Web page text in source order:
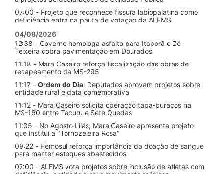
07:00 - Projeto que reconhece fissura labiopalatina como
deficiência entra na pauta de votação da ALEMS
04/08/2026
12:38 - Governo homologa asfalto para Itaporã e Zé
Teixeira cobra pavimentação em Dourados
11:18 - Mara Caseiro reforça fiscalização das obras de
recapeamento da MS-295
11:17 - Ordem do Dia: Deputados aprovam projetos sobre
entidade rural e data comemorativa
11:12 - Mara Caseiro solicita operação tapa-buracos na
MS-160 entre Tacuru e Sete Quedas
11:05 - No Agosto Lilás, Mara Caseiro apresenta projeto
que institui a "Tornozeleira Rosa"
09:22 - Hemosul reforça importância da doação de sangue
para manter estoques abastecidos
07:00 - ALEMS vota projetos sobre inclusão de atletas com